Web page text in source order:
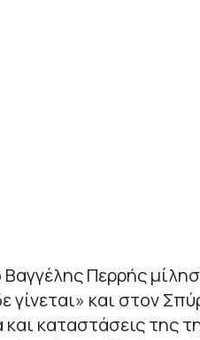
Περρής
γίνεται» και στον
καταστάσεις της